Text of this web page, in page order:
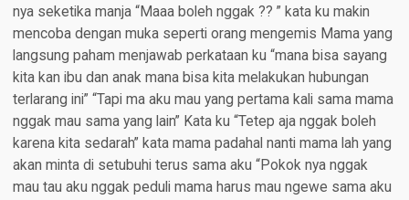
nya seketika manja “Maaa boleh nggak ?? ” kata ku makin
mencoba dengan muka seperti orang mengemis Mama yang
langsung paham menjawab perkataan ku “mana bisa sayang
kita kan ibu dan anak mana bisa kita melakukan hubungan
terlarang ini” “Tapi ma aku mau yang pertama kali sama mama
nggak mau sama yang lain” Kata ku “Tetep aja nggak boleh
karena kita sedarah” kata mama padahal nanti mama lah yang
akan minta di setubuhi terus sama aku “Pokok nya nggak
mau tau aku nggak peduli mama harus mau ngewe sama aku